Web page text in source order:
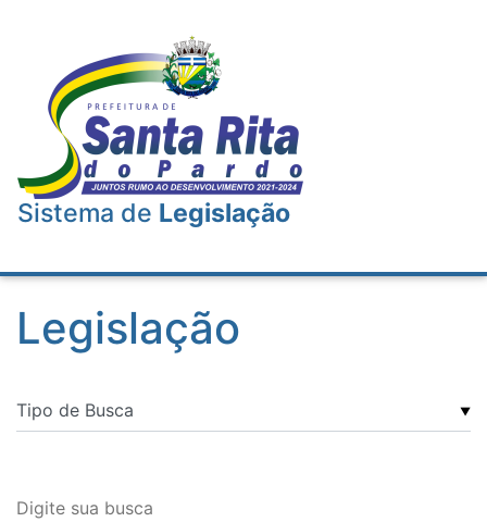
Sistema de Legislação
Legislação
▼
Digite sua busca